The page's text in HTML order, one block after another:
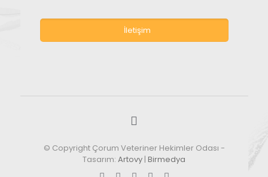
İletişim
© Copyright Çorum Veteriner Hekimler Odası -
Tasarım: Artovy | Birmedya